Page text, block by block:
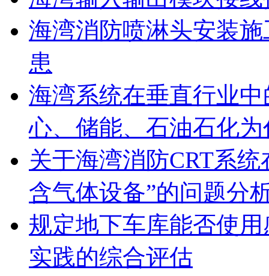
海湾消防喷淋头安装
患
海湾系统在垂直行业
心、储能、石油石化
关于海湾消防CRT系
含气体设备”的问题分
规定地下车库能否使
实践的综合评估